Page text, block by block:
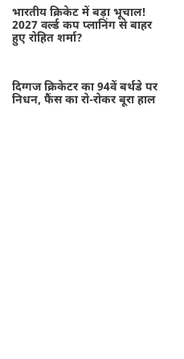
भारतीय क्रिकेट में बड़ा भूचाल!
2027 वर्ल्ड कप प्लानिंग से बाहर
हुए रोहित शर्मा?
दिग्गज क्रिकेटर का 94वें बर्थडे पर
निधन, फैंस का रो-रोकर बूरा हाल